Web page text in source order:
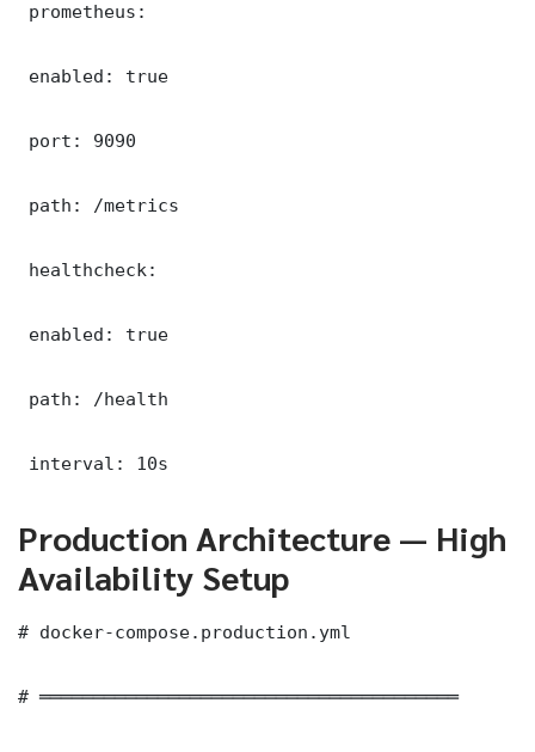
prometheus:
enabled: true
port: 9090
path: /metrics
healthcheck:
enabled: true
path: /health
interval: 10s
Production Architecture — High
Availability Setup
# docker-compose.production.yml
# ═══════════════════════════════════════